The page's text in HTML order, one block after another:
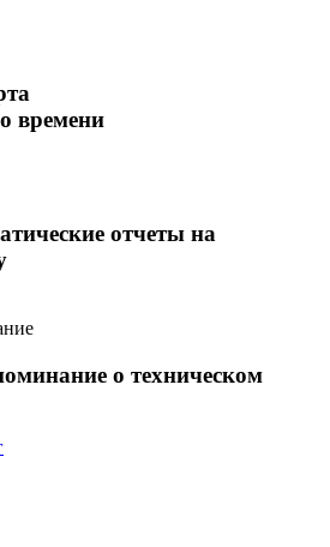
времени
отчеты на
о техническом